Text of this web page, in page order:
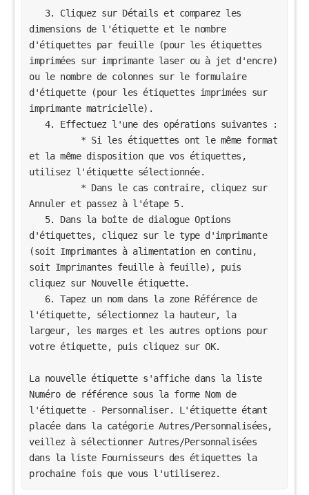
dimensions de l'étiquette et le nombre
d'étiquettes par feuille (pour les étiquettes
imprimées sur imprimante laser ou à jet d'encre)
ou le nombre de colonnes sur le formulaire
d'étiquette (pour les étiquettes imprimées sur
imprimante matricielle).
et la même disposition que vos étiquettes,
utilisez l'étiquette sélectionnée.
Annuler et passez à l'étape 5.
d'étiquettes, cliquez sur le type d'imprimante
(soit Imprimantes à alimentation en continu,
soit Imprimantes feuille à feuille), puis
cliquez sur Nouvelle étiquette.
l'étiquette, sélectionnez la hauteur, la
largeur, les marges et les autres options pour
votre étiquette, puis cliquez sur OK.
La nouvelle étiquette s'affiche dans la liste
Numéro de référence sous la forme Nom de
l'étiquette - Personnaliser. L'étiquette étant
placée dans la catégorie Autres/Personnalisées,
veillez à sélectionner Autres/Personnalisées
dans la liste Fournisseurs des étiquettes la